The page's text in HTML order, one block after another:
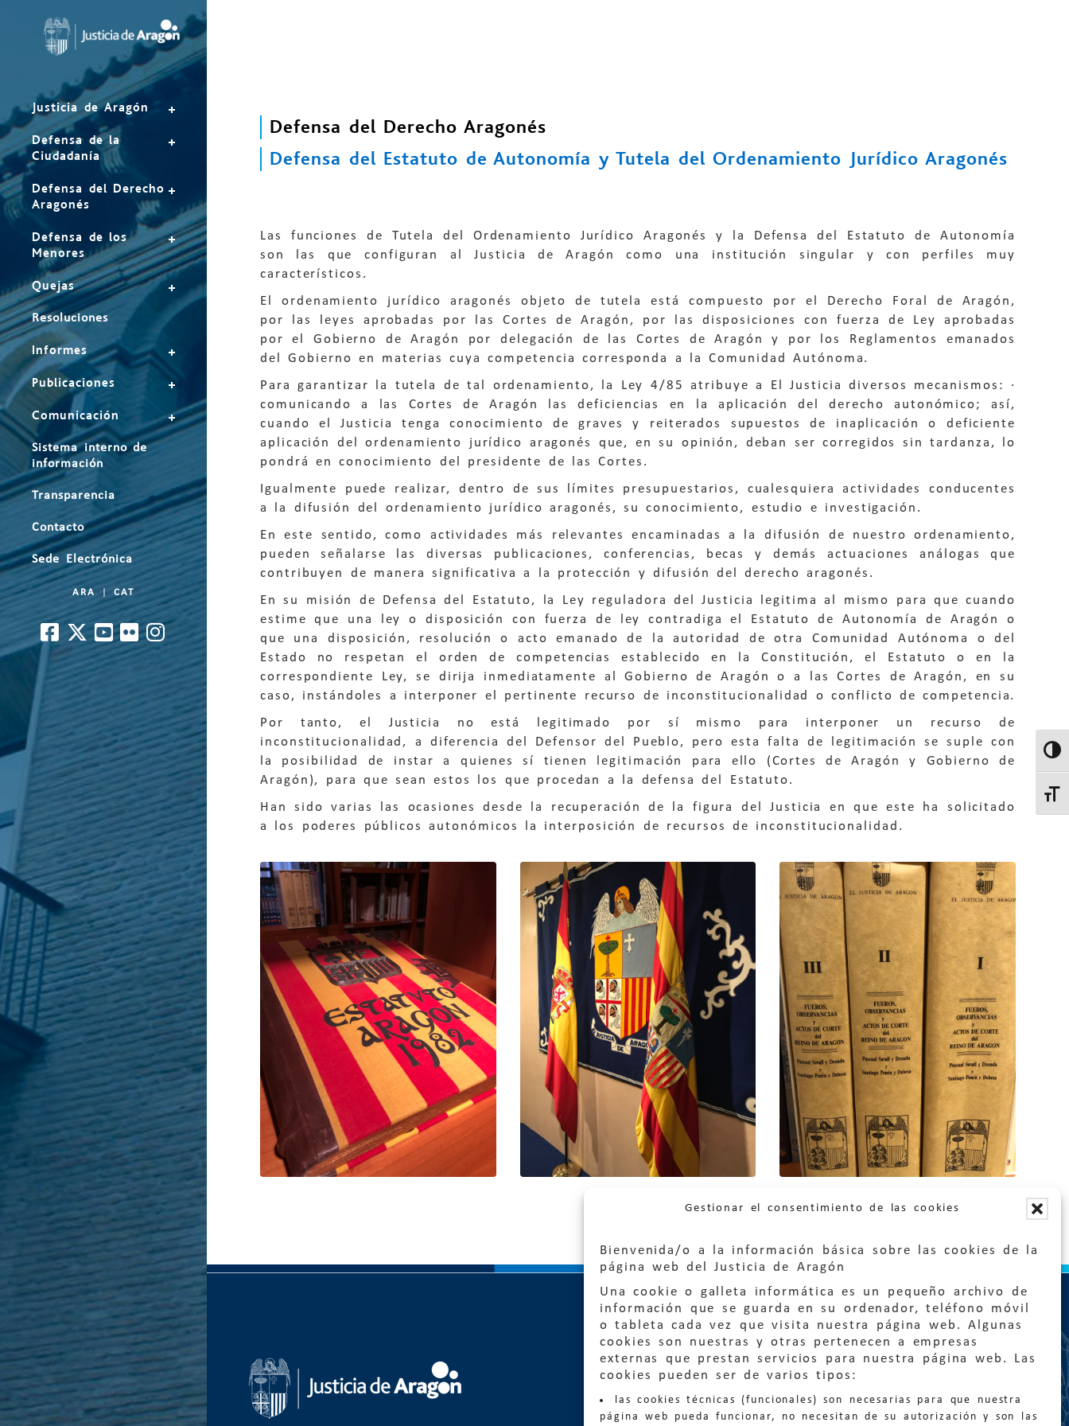
Gestionar el consentimiento de las cookies
Bienvenida/o a la información básica sobre las cookies de la
página web del Justicia de Aragón
Una cookie o galleta informática es un pequeño archivo de
información que se guarda en su ordenador, teléfono móvil
o tableta cada vez que visita nuestra página web. Algunas
cookies son nuestras y otras pertenecen a empresas
externas que prestan servicios para nuestra página web. Las
cookies pueden ser de varios tipos:
las cookies técnicas (funcionales) son necesarias para que nuestra
página web pueda funcionar, no necesitan de su autorización y son las
Justicia de Aragón
Defensa de la
Ciudadanía
Defensa del Derecho
Aragonés
Defensa de los
Menores
Quejas
Resoluciones
Informes
Publicaciones
Comunicación
Sistema interno de
información
Transparencia
Contacto
Sede Electrónica
ARA CAT
Defensa del Derecho Aragonés
Defensa del Estatuto de Autonomía y Tutela del Ordenamiento Jurídico Aragonés
Las funciones de Tutela del Ordenamiento Jurídico Aragonés y la Defensa del Estatuto de Autonomía
son las que configuran al Justicia de Aragón como una institución singular y con perfiles muy
característicos.
El ordenamiento jurídico aragonés objeto de tutela está compuesto por el Derecho Foral de Aragón,
por las leyes aprobadas por las Cortes de Aragón, por las disposiciones con fuerza de Ley aprobadas
por el Gobierno de Aragón por delegación de las Cortes de Aragón y por los Reglamentos emanados
del Gobierno en materias cuya competencia corresponda a la Comunidad Autónoma.
Para garantizar la tutela de tal ordenamiento, la Ley 4/85 atribuye a El Justicia diversos mecanismos: ·
comunicando a las Cortes de Aragón las deficiencias en la aplicación del derecho autonómico; así,
cuando el Justicia tenga conocimiento de graves y reiterados supuestos de inaplicación o deficiente
aplicación del ordenamiento jurídico aragonés que, en su opinión, deban ser corregidos sin tardanza, lo
pondrá en conocimiento del presidente de las Cortes.
Igualmente puede realizar, dentro de sus límites presupuestarios, cualesquiera actividades conducentes
a la difusión del ordenamiento jurídico aragonés, su conocimiento, estudio e investigación.
En este sentido, como actividades más relevantes encaminadas a la difusión de nuestro ordenamiento,
pueden señalarse las diversas publicaciones, conferencias, becas y demás actuaciones análogas que
contribuyen de manera significativa a la protección y difusión del derecho aragonés.
En su misión de Defensa del Estatuto, la Ley reguladora del Justicia legitima al mismo para que cuando
estime que una ley o disposición con fuerza de ley contradiga el Estatuto de Autonomía de Aragón o
que una disposición, resolución o acto emanado de la autoridad de otra Comunidad Autónoma o del
Estado no respetan el orden de competencias establecido en la Constitución, el Estatuto o en la
correspondiente Ley, se dirija inmediatamente al Gobierno de Aragón o a las Cortes de Aragón, en su
caso, instándoles a interponer el pertinente recurso de inconstitucionalidad o conflicto de competencia.
Por tanto, el Justicia no está legitimado por sí mismo para interponer un recurso de
inconstitucionalidad, a diferencia del Defensor del Pueblo, pero esta falta de legitimación se suple con
la posibilidad de instar a quienes sí tienen legitimación para ello (Cortes de Aragón y Gobierno de
Aragón), para que sean estos los que procedan a la defensa del Estatuto.
Han sido varias las ocasiones desde la recuperación de la figura del Justicia en que este ha solicitado
a los poderes públicos autonómicos la interposición de recursos de inconstitucionalidad.
Quejas:quejas@eljusticiadearagon.es
Información general: